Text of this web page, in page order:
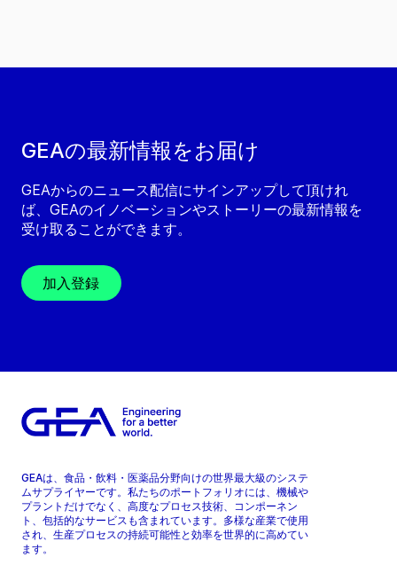
GEAの最新情報をお届け
GEAからのニュース配信にサインアップして頂けれ
ば、GEAのイノベーションやストーリーの最新情報を
受け取ることができます。
加入登録
GEAは、食品・飲料・医薬品分野向けの世界最大級のシステ
ムサプライヤーです。私たちのポートフォリオには、機械や
プラントだけでなく、高度なプロセス技術、コンポーネン
ト、包括的なサービスも含まれています。多様な産業で使用
され、生産プロセスの持続可能性と効率を世界的に高めてい
ます。